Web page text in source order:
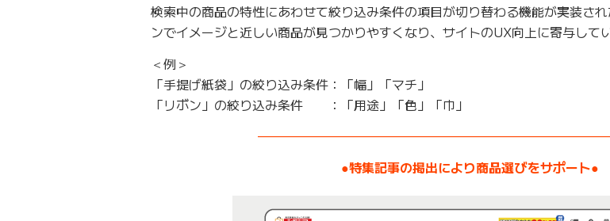
検索中の商品の特性にあわせて絞り込み条件の項目が切り替わる機能が実装さ
ンでイメージと近しい商品が見つかりやすくなり、サイトのUX向上に寄与してい
＜例＞
「手提げ紙袋」の絞り込み条件：「幅」「マチ」
「リボン」の絞り込み条件 ：「用途」「色」「巾」
●特集記事の掲出により商品選びをサポート●